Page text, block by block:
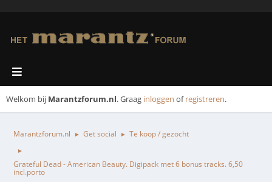
Welkom bij Marantzforum.nl. Graag inloggen ofregistreren.
Marantzforum.nl ► Get social ► Te koop / gezocht
►
Grateful Dead - American Beauty. Digipack met 6 bonus tracks. 6,50
incl.porto